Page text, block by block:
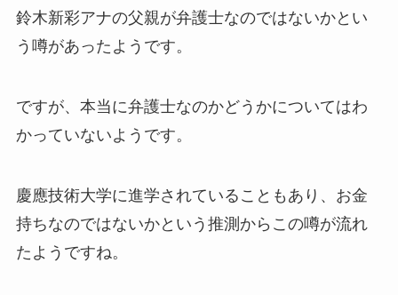
鈴木新彩アナの父親が弁護士なのではないかとい
う噂があったようです。
ですが、本当に弁護士なのかどうかについてはわ
かっていないようです。
慶應技術大学に進学されていることもあり、お金
持ちなのではないかという推測からこの噂が流れ
たようですね。